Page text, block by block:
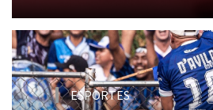
ESPORTES